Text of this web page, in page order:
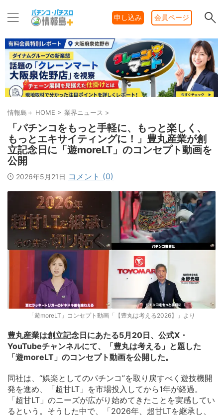
申し込み 会員ページ
情報島＋ HOME > 業界ニュース >
「パチンコをもっと手軽に、もっと楽しく、
もっとエキサイティングに！」豊丸産業が創
立記念日に「遊moreLT」のコンセプト動画を
公開
2026年5月21日 コメント (0)
「遊moreLT」コンセプト動画「【豊丸は考える2026】」より
豊丸産業は創立記念日にあたる5月20日、公式X・
YouTubeチャンネルにて、「豊丸は考える」と題した
「遊moreLT」のコンセプト動画を公開した。
同社は、“娯楽としてのパチンコ”を取り戻すべく遊技機開
発を進め、「超甘LT」を市場投入してから1年が経過。
「超甘LT」のニーズが広がり始めてきたことを実感してい
るという。そうした中で、「2026年、超甘LTを継承し、